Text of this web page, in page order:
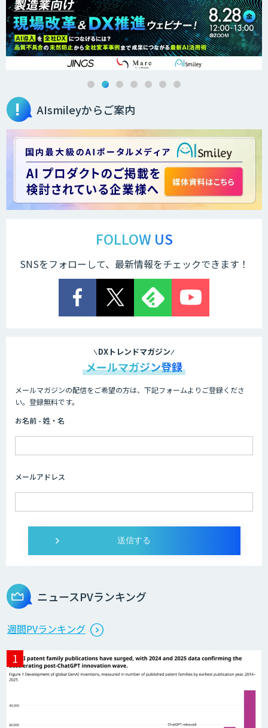
Brain Plus for Sales
データ分析/AI開発/コンサルティング
Docify（ドシファイ）
Cogent AI Cabinet
imprai ezKotae
ログミーツ powered by GPT-4
生成AI活用 1day ブートキャンプ
AIsmileyからご案内
FOLLOW US
SNSをフォローして、最新情報をチェックできます！
DXトレンドマガジン
メールマガジン登録
メールマガジンの配信をご希望の方は、下記フォームよりご登録くださ
い。登録無料です。
お名前 - 姓・名
メールアドレス
ニュースPVランキング
週間PVランキング